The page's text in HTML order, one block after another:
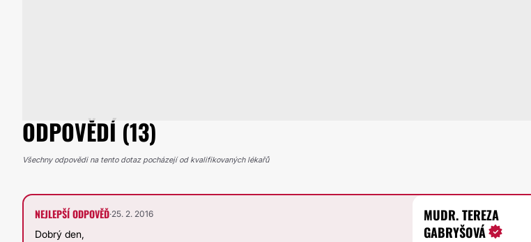
ODPOVĚDÍ (13)
Všechny odpovědi na tento dotaz pocházejí od kvalifikovaných lékařů
NEJLEPŠÍ ODPOVĚĎ·25. 2. 2016
Dobrý den,
MUDR. TEREZA
GABRYŠOVÁ